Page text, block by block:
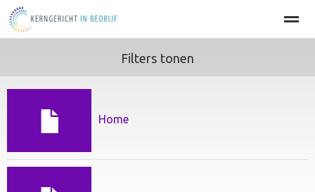
BEDRIJFSOPTIMALISATIE
Home
Filters tonen
Home